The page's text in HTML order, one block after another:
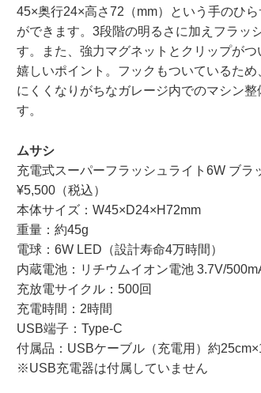
45×奥行24×高さ72（mm）という手のひ
ができます。3段階の明るさに加えフラッ
す。また、強力マグネットとクリップが
嬉しいポイント。フックもついているた
にくくなりがちなガレージ内でのマシン
す。
ムサシ
充電式スーパーフラッシュライト6W ブラ
¥5,500（税込）
本体サイズ：W45×D24×H72mm
重量：約45g
電球：6W LED（設計寿命4万時間）
内蔵電池：リチウムイオン電池 3.7V/
充放電サイクル：500回
充電時間：2時間
USB端子：Type-C
付属品：USBケーブル（充電用）約
※USB充電器は付属していません